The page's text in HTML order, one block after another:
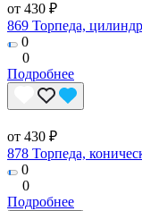
от 430 ₽
869 Торпеда,
0
0
Подробнее
от 430 ₽
878 Торпеда,
0
0
Подробнее